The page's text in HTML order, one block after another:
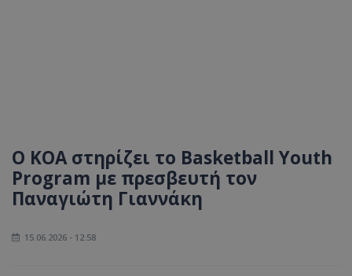
Ο ΚΟΑ στηρίζει το Basketball Youth
Program με πρεσβευτή τον
Παναγιώτη Γιαννάκη
15.06.2026 - 12:58